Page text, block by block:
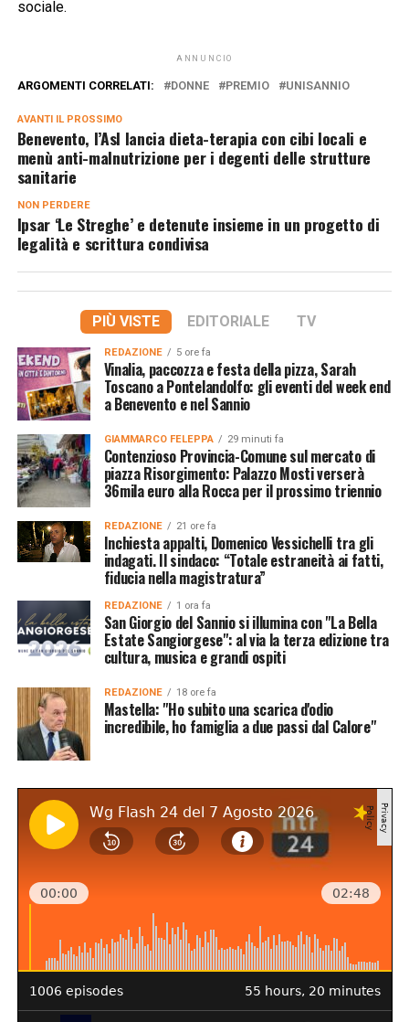
sociale.
ANNUNCIO
ARGOMENTI CORRELATI: DONNE PREMIO UNISANNIO
AVANTI IL ​​PROSSIMO
Benevento, l’Asl lancia dieta-terapia con cibi locali e
menù anti-malnutrizione per i degenti delle strutture
sanitarie
NON PERDERE
Ipsar ‘Le Streghe’ e detenute insieme in un progetto di
legalità e scrittura condivisa
PIÙ VISTE EDITORIALE TV
REDAZIONE 5 ore fa
Vinalia, paccozza e festa della pizza, Sarah
Toscano a Pontelandolfo: gli eventi del week end
a Benevento e nel Sannio
GIAMMARCO FELEPPA 29 minuti fa
Contenzioso Provincia-Comune sul mercato di
piazza Risorgimento: Palazzo Mosti verserà
36mila euro alla Rocca per il prossimo triennio
REDAZIONE 21 ore fa
Inchiesta appalti, Domenico Vessichelli tra gli
indagati. Il sindaco: “Totale estraneità ai fatti,
fiducia nella magistratura”
REDAZIONE 1 ora fa
San Giorgio del Sannio si illumina con "La Bella
Estate Sangiorgese": al via la terza edizione tra
cultura, musica e grandi ospiti
REDAZIONE 18 ore fa
Mastella: "Ho subito una scarica d'odio
incredibile, ho famiglia a due passi dal Calore"